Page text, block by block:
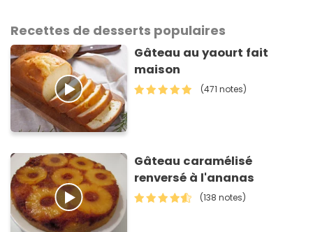
Recettes de desserts populaires
Gâteau au yaourt fait
maison
(471 notes)
Gâteau caramélisé
renversé à l'ananas
(138 notes)